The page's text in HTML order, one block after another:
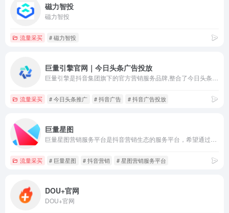
磁力智投
磁力智投
流量采买 # 磁力智投
巨量引擎官网｜今日头条广告投放
流量采买 # 今日头条推广 # 抖音广告 # 抖音广告投放
巨量星图
流量采买 # 巨量星图 # 抖音营销 # 星图营销服务平台
DOU+官网
DOU+官网